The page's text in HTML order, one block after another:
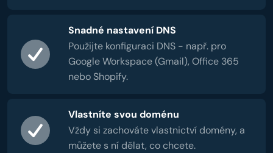
Snadné nastavení DNS
Použijte konfiguraci DNS - např. pro
Google Workspace (Gmail), Office 365
nebo Shopify.
Vlastníte svou doménu
Vždy si zachováte vlastnictví domény, a
můžete s ní dělat, co chcete.